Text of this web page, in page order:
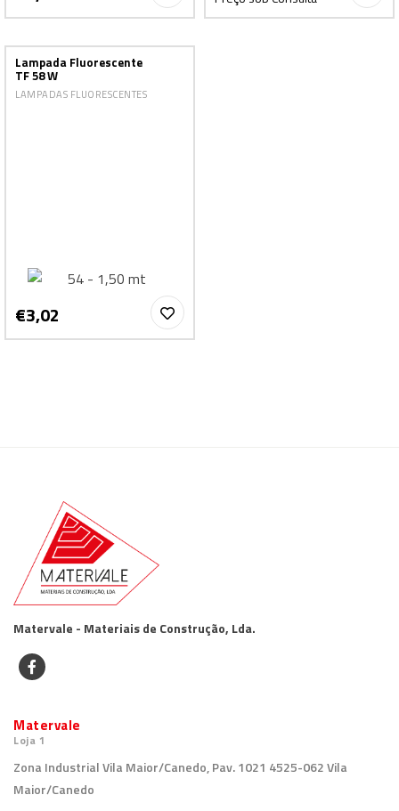
Lampada Fluorescente
TF 58 W
LAMPADAS FLUORESCENTES
€3,02
Matervale - Materiais de Construção, Lda.
Matervale
Loja 1
Zona Industrial Vila Maior/Canedo, Pav. 1021 4525-062 Vila
Maior/Canedo